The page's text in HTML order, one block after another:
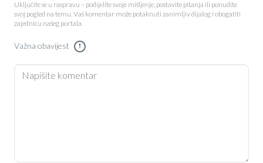
Uključite se u raspravu – podijelite svoje mišljenje, postavite pitanja ili ponudite
svoj pogled na temu. Vaš komentar može potaknuti zanimljiv dijalog i obogatiti
zajednicu našeg portala.
Važna obavijest !